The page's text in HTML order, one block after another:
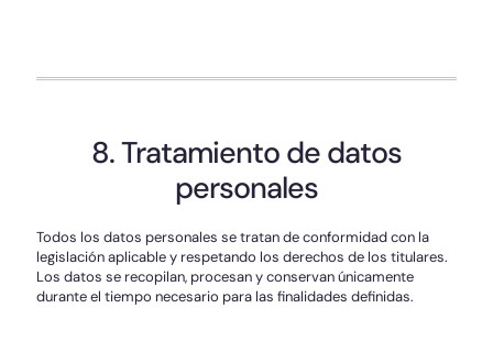
8. Tratamiento de datos
personales
Todos los datos personales se tratan de conformidad con la
legislación aplicable y respetando los derechos de los titulares.
Los datos se recopilan, procesan y conservan únicamente
durante el tiempo necesario para las finalidades definidas.